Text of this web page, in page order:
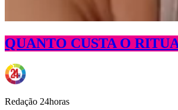
QUANTO CUSTA O
Redação 24horas